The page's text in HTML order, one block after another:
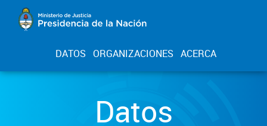
DATOS ORGANIZACIONES ACERCA
Datos